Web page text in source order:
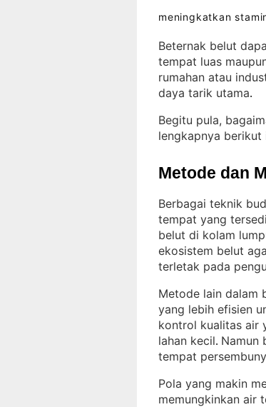
meningkatkan
Beternak belut
tempat luas
rumahan atau
daya tarik utama.
Begitu pula,
lengkapnya berikut
Metode dan
Berbagai teknik
tempat yang
belut di kolam
ekosistem belut
terletak pada
Metode lain dalam
yang lebih efisien
kontrol kualitas air
lahan kecil. Namun
tempat
Pola yang makin
memungkinkan air